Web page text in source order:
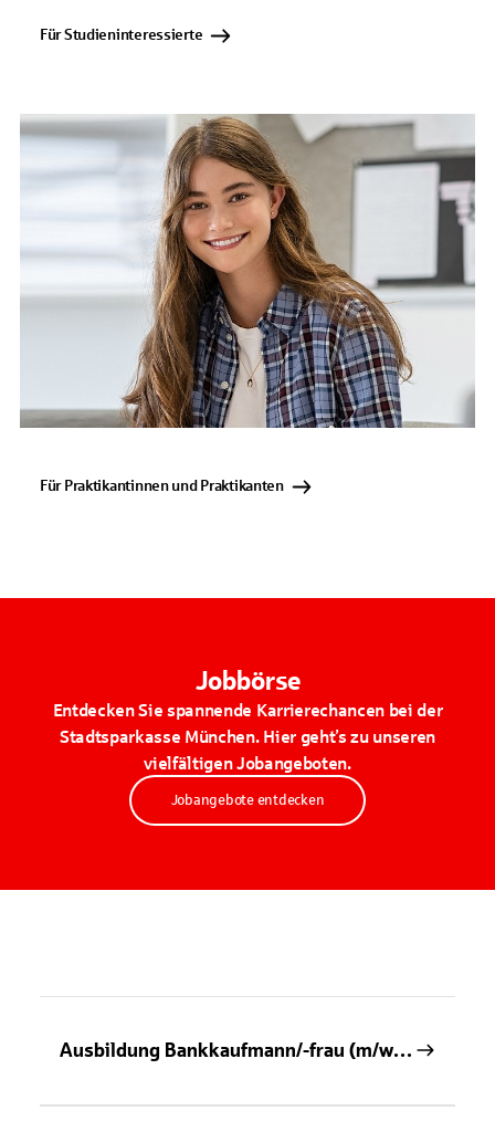
Für Studieninteressierte
Für Praktikantinnen und Praktikanten
Jobbörse
Entdecken Sie spannende Karrierechancen bei der
Stadtsparkasse München. Hier geht’s zu unseren
vielfältigen Jobangeboten.
Jobangebote entdecken
Ausbildung Bankkaufmann/-frau (m/w/d) 2026